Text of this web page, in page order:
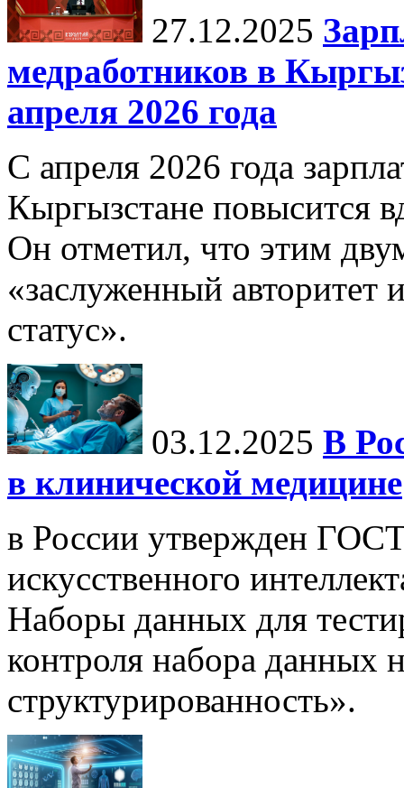
27.12.2025
медработников в
апреля 2026 года
С апреля 2026 года
Кыргызстане повысится
Он отметил, что этим
«заслуженный
статус».
03.12.2025 В
в клинической медицине
в России утвержден
искусственного
Наборы данных для
контроля набора данных
структурированность».